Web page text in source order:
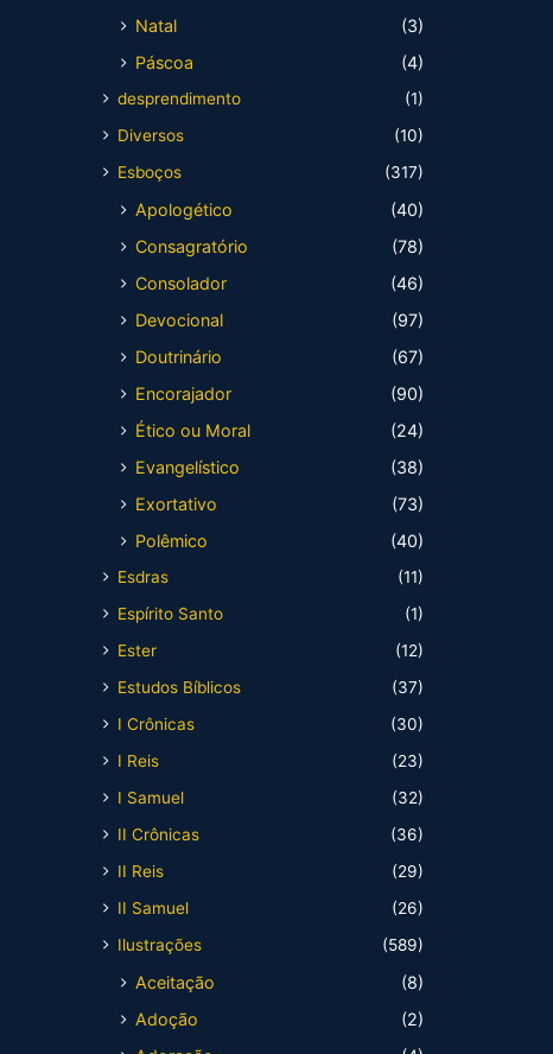
Natal
(3)
Páscoa
(4)
desprendimento
(1)
Diversos
(10)
Esboços
(317)
Apologético
(40)
Consagratório
(78)
Consolador
(46)
Devocional
(97)
Doutrinário
(67)
Encorajador
(90)
Ético ou Moral
(24)
Evangelístico
(38)
Exortativo
(73)
Polêmico
(40)
Esdras
(11)
Espírito Santo
(1)
Ester
(12)
Estudos Bíblicos
(37)
I Crônicas
(30)
I Reis
(23)
I Samuel
(32)
II Crônicas
(36)
II Reis
(29)
II Samuel
(26)
Ilustrações
(589)
Aceitação
(8)
Adoção
(2)